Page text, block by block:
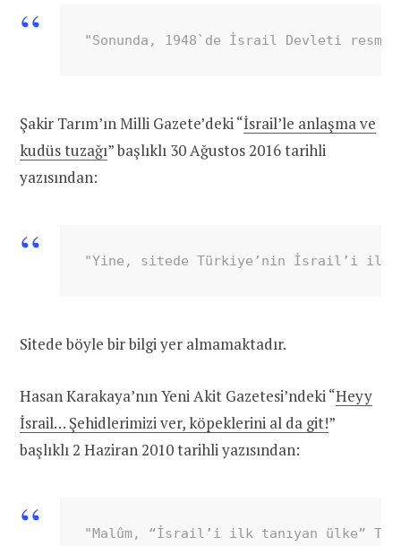
"Sonunda, 1948`de İsrail Devleti
Şakir Tarım’ın Milli Gazete’deki “İsrail’le anlaşma ve
kudüs tuzağı” başlıklı 30 Ağustos 2016 tarihli
yazısından:
"Yine, sitede Türkiye’nin İsrail’i ilk
Sitede böyle bir bilgi yer almamaktadır.
Hasan Karakaya’nın Yeni Akit Gazetesi’ndeki “Heyy
İsrail… Şehidlerimizi ver, köpeklerini al da git!”
başlıklı 2 Haziran 2010 tarihli yazısından:
"Malûm, “İsrail’i ilk tanıyan ülke”